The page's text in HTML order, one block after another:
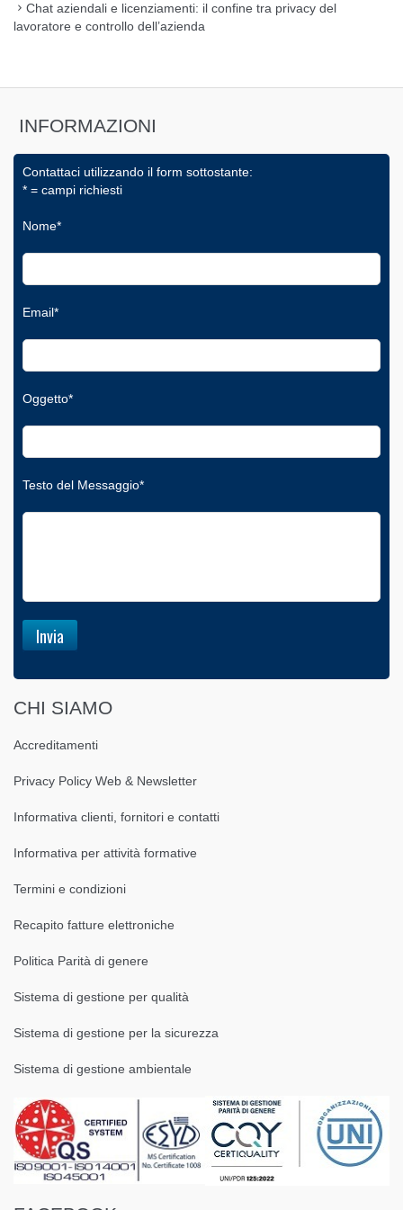
Chat aziendali e licenziamenti: il confine tra privacy del
lavoratore e controllo dell’azienda
INFORMAZIONI
Contattaci utilizzando il form sottostante:
* = campi richiesti
Nome*
Email*
Oggetto*
Testo del Messaggio*
CHI SIAMO
Accreditamenti
Privacy Policy Web & Newsletter
Informativa clienti, fornitori e contatti
Informativa per attività formative
Termini e condizioni
Recapito fatture elettroniche
Politica Parità di genere
Sistema di gestione per qualità
Sistema di gestione per la sicurezza
Sistema di gestione ambientale